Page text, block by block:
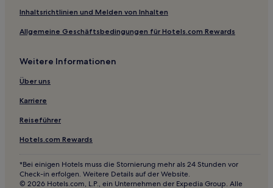
Markt: Hotels
Ederveen Hotels
Hotels nahe Bahnhof Arnhem Zuid
Hotels nahe Edese Golfclub
Greffeling Hotels
Gemeinde Beuningen: Hotels
Hotels nahe GelreDome
Hotels nahe Bahnhof Arnhem Presikhaaf
Gemeinde Barneveld: Hotels
Inhaltsrichtlinien und Melden von Inhalten
Allgemeine Geschäftsbedingungen für Hotels.com Rewards
Weitere Informationen
Über uns
Karriere
Reiseführer
Hotels.com Rewards
*Bei einigen Hotels muss die Stornierung mehr als 24 Stunden vor
Check-in erfolgen. Weitere Details auf der Website.
© 2026 Hotels.com, L.P., ein Unternehmen der Expedia Group. Alle